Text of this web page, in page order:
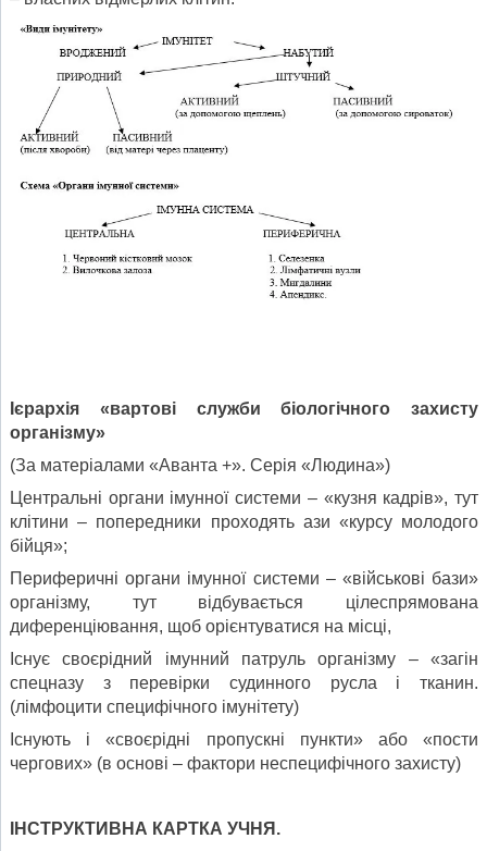
Ієрархія «вартовіслужби біологічного захисту
організму»
(За матеріалами «Аванта +». Серія «Людина»)
Центральні органи імунної системи – «кузня кадрів», тут
клітини – попередники проходять ази «курсу молодого
бійця»;
Периферичні органи імунної системи – «військові бази»
організму, тут відбувається цілеспрямована
диференціювання, щоб орієнтуватися на місці,
Існує своєрідний імунний патруль організму – «загін
спецназу з перевірки судинного русла і тканин.
(лімфоцити специфічного імунітету)
Існують і «своєрідні пропускні пункти» або «пости
чергових» (в основі – фактори неспецифічного захисту)
ІНСТРУКТИВНА КАРТКА УЧ НЯ .